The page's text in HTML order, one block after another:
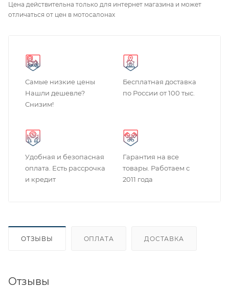
Цена действительна только для интернет магазина и может
отличаться от цен в мотосалонах
Самые низкие цены
Нашли дешевле?
Снизим!
Бесплатная доставка
по России от 100 тыс.
Удобная и безопасная
оплата. Есть рассрочка
и кредит
Гарантия на все
товары. Работаем с
2011 года
ОТЗЫВЫ ОПЛАТА ДОСТАВКА
Отзывы